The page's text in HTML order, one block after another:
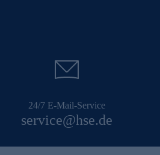
24/7 E-Mail-Service
service@hse.de